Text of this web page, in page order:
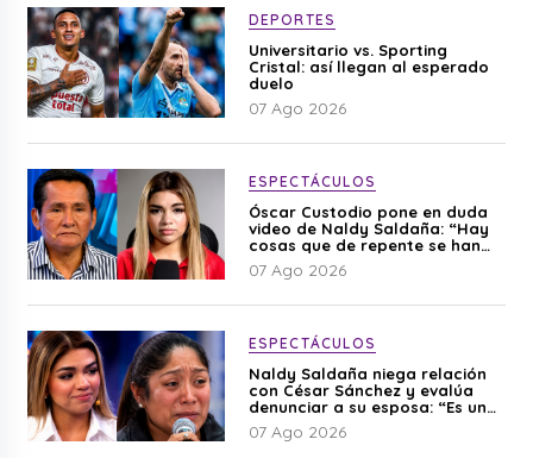
DEPORTES
Universitario vs. Sporting
Cristal: así llegan al esperado
duelo
07 Ago 2026
ESPECTÁCULOS
Óscar Custodio pone en duda
video de Naldy Saldaña: “Hay
cosas que de repente se han
editado”
07 Ago 2026
ESPECTÁCULOS
Naldy Saldaña niega relación
con César Sánchez y evalúa
denunciar a su esposa: “Es una
difamación”
07 Ago 2026